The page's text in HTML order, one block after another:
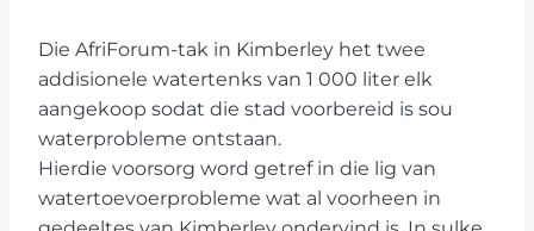
Die AfriForum-tak in Kimberley het twee
addisionele watertenks van 1 000 liter elk
aangekoop sodat die stad voorbereid is sou
waterprobleme ontstaan.
Hierdie voorsorg word getref in die lig van
watertoevoerprobleme wat al voorheen in